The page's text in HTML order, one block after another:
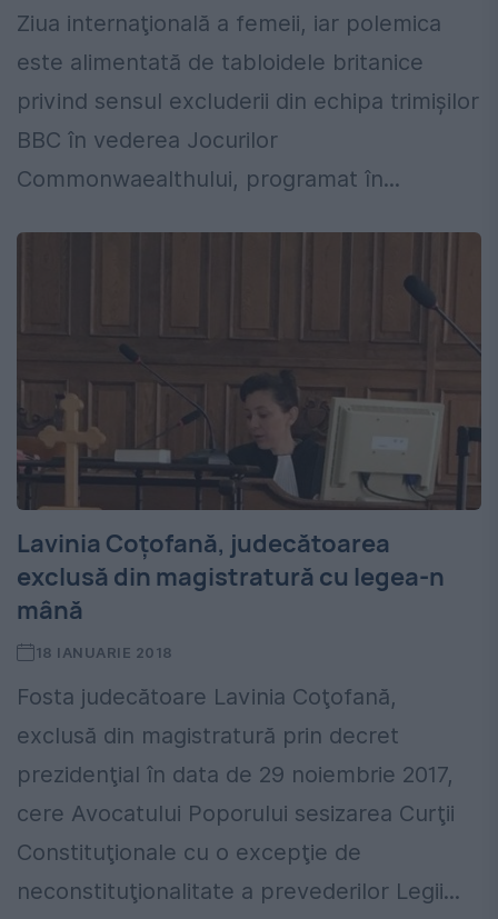
Ziua internaţională a femeii, iar polemica
este alimentată de tabloidele britanice
privind sensul excluderii din echipa trimişilor
BBC în vederea Jocurilor
Commonwaealthului, programat în...
Lavinia Coţofană, judecătoarea
exclusă din magistratură cu legea-n
mână
18 IANUARIE 2018
Fosta judecătoare Lavinia Coţofană,
exclusă din magistratură prin decret
prezidenţial în data de 29 noiembrie 2017,
cere Avocatului Poporului sesizarea Curţii
Constituţionale cu o excepţie de
neconstituţionalitate a prevederilor Legii...